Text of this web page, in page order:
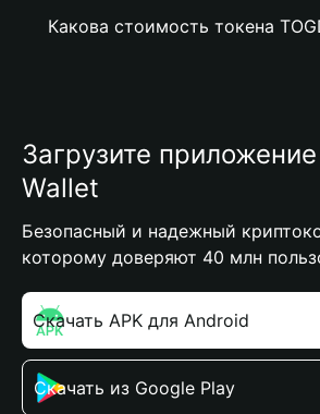
Какова стоимость токена
Загрузите
Wallet
Безопасный и надежный
которому доверяют 40 млн
Скачать APK для Android
Скачать из Google Play